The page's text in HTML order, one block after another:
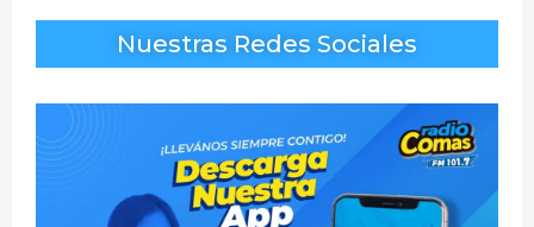
Nuestras Redes Sociales